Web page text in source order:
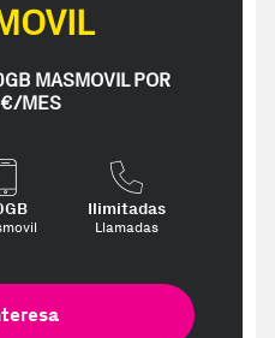
MASMOVIL POR
MES
Ilimitadas
Llamadas